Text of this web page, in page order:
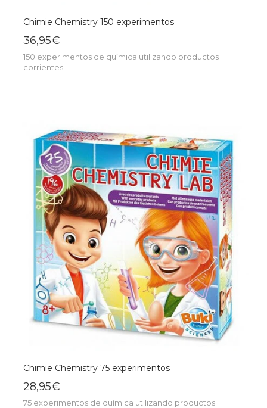
Chimie Chemistry 150 experimentos
36,95€
150 experimentos de química utilizando productos
corrientes
Chimie Chemistry 75 experimentos
28,95€
75 experimentos de química utilizando productos